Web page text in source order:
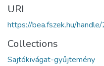
URI
https://bea.fszek.hu/
Collections
Sajtókivágat-gyűjtemény